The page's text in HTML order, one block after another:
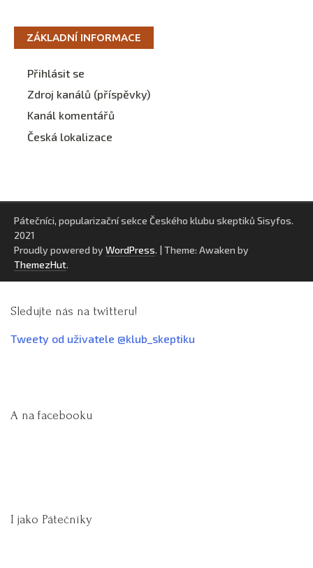
ZÁKLADNÍ INFORMACE
Přihlásit se
Zdroj kanálů (příspěvky)
Kanál komentářů
Česká lokalizace
Pátečníci, popularizační sekce Českého klubu skeptiků Sisyfos.
2021
Proudly powered by WordPress. | Theme: Awaken by
ThemezHut.
Sledujte nás na twitteru!
Tweety od uživatele @klub_skeptiku
A na facebooku
I jako Pátečníky